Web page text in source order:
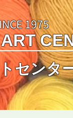
1975
センタ